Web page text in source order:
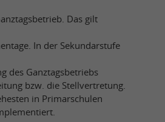
Das gilt
In der Sekundarstufe
des Ganztagsbetriebs
bzw. die Stellvertretung.
in Primarschulen